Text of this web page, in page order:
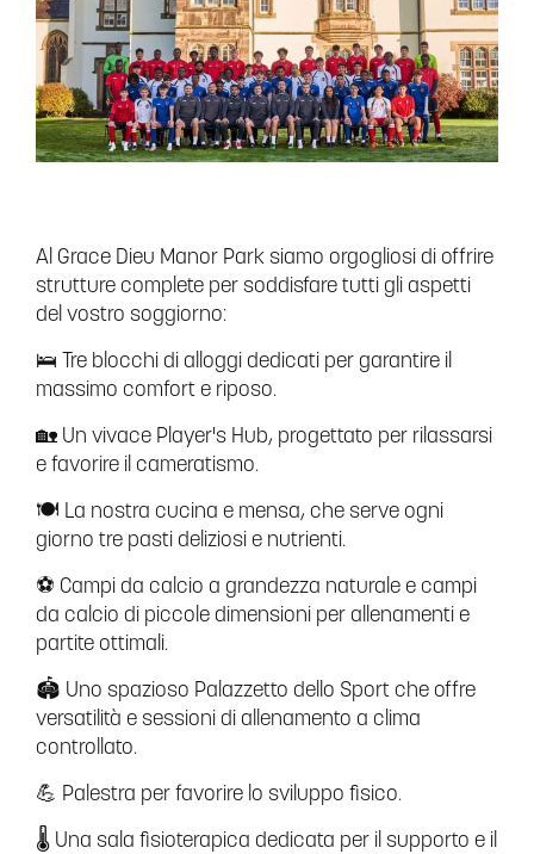
Al Grace Dieu Manor Park siamo orgogliosi di offrire
strutture complete per soddisfare tutti gli aspetti
del vostro soggiorno:
🛌 Tre blocchi di alloggi dedicati per garantire il
massimo comfort e riposo.
🏡 Un vivace Player's Hub, progettato per rilassarsi
e favorire il cameratismo.
🍽 La nostra cucina e mensa, che serve ogni
giorno tre pasti deliziosi e nutrienti.
⚽ Campi da calcio a grandezza naturale e campi
da calcio di piccole dimensioni per allenamenti e
partite ottimali.
🏟 Uno spazioso Palazzetto dello Sport che offre
versatilità e sessioni di allenamento a clima
controllato.
💪 Palestra per favorire lo sviluppo fisico.
🌡 Una sala fisioterapica dedicata per il supporto e il